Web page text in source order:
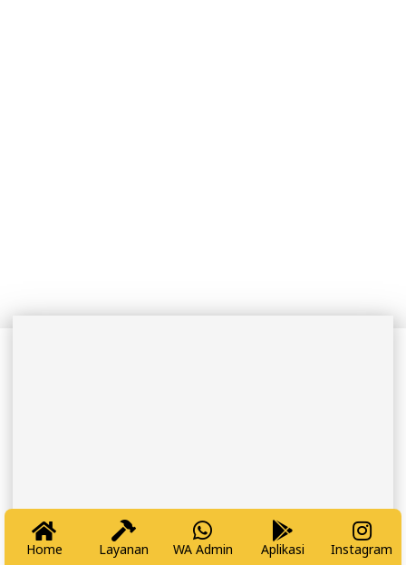
Tukang Datang – Keluarga Tenang
Home Layanan WA Admin Aplikasi Instagram